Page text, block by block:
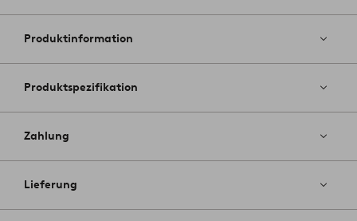
Favoriten
Produktinformation
Produktspezifikation
Zahlung
Lieferung